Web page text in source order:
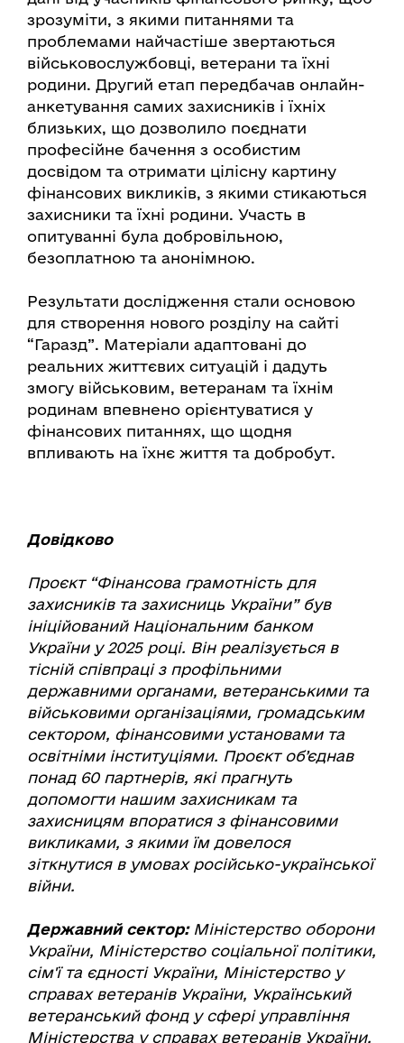
зрозуміти, з якими питаннями та
проблемами найчастіше звертаються
військовослужбовці, ветерани та їхні
родини. Другий етап передбачав онлайн-
анкетування самих захисників і їхніх
близьких, що дозволило поєднати
професійне бачення з особистим
досвідом та отримати цілісну картину
фінансових викликів, з якими стикаються
захисники та їхні родини. Участь в
опитуванні була добровільною,
безоплатною та анонімною.
Результати дослідження стали основою
для створення нового розділу на сайті
“Гаразд”. Матеріали адаптовані до
реальних життєвих ситуацій і дадуть
змогу військовим, ветеранам та їхнім
родинам впевнено орієнтуватися у
фінансових питаннях, що щодня
впливають на їхнє життя та добробут.
Довідково
Проєкт “Фінансова грамотність для
захисників та захисниць України” був
ініційований Національним банком
України у 2025 році. Він реалізується в
тісній співпраці з профільними
державними органами, ветеранськими та
військовими організаціями, громадським
сектором, фінансовими установами та
освітніми інституціями. Проєкт об’єднав
понад 60 партнерів, які прагнуть
допомогти нашим захисникам та
захисницям впоратися з фінансовими
викликами, з якими їм довелося
зіткнутися в умовах російсько-української
війни.
Державний сектор:Міністерство оборони
України, Міністерство соціальної політики,
сім'ї та єдності України, Міністерство у
справах ветеранів України, Український
ветеранський фонд у сфері управління
Міністерства у справах ветеранів України,